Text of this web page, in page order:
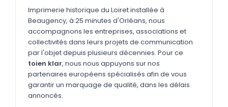
GOODIES
Catalogue complet
Bureau & écriture
Sacs & voyages
Verres & déjeuner
Technologie
Imprimerie historique du Loiret installée à
Beaugency, à 25 minutes d'Orléans, nous
accompagnons les entreprises, associations et
collectivités dans leurs projets de communication
par l'objet depuis plusieurs décennies. Pour ce
toien klar, nous nous appuyons sur nos
partenaires européens spécialisés afin de vous
garantir un marquage de qualité, dans les délais
annoncés.